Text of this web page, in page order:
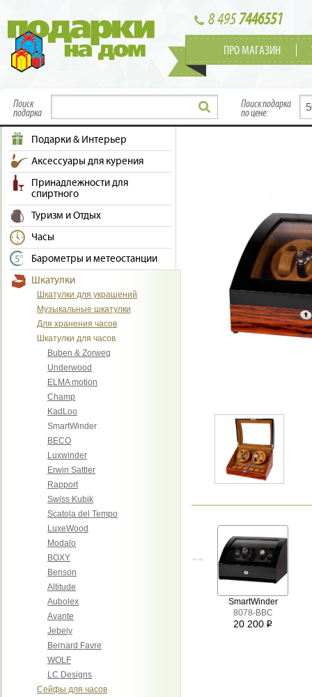
8 4957446551
ПРО МАГАЗИН
Поиск
подарка
Поиск подарка
по цене:
Подарки & Интерьер
Аксессуары для курения
Принадлежности для
спиртного
Туризм и Отдых
Часы
Барометры и метеостанции
Шкатулки
Шкатулки для украшений
Музыкальные шкатулки
Для хранения часов
Шкатулки для часов
Buben & Zorweg
Underwood
ELMA motion
Champ
KadLoo
SmartWinder
BECO
Luxwinder
Erwin Sattler
Rapport
Swiss Kubik
Scatola del Tempo
LuxeWood
Modalo
BOXY
Benson
Altitude
Aubolex
Avante
Jebely
Bernard Favre
WOLF
LC Designs
Сейфы для часов
SmartWinder
8078-BBC
20 200 i